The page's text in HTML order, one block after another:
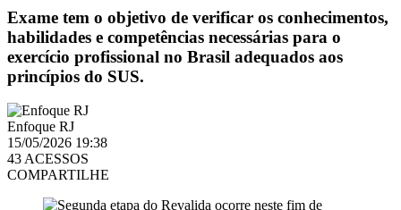
Exame tem o objetivo de verificar os conhecimentos,
habilidades e competências necessárias para o
exercício profissional no Brasil adequados aos
princípios do SUS.
Enfoque RJ
15/05/2026 19:38
43 ACESSOS
COMPARTILHE